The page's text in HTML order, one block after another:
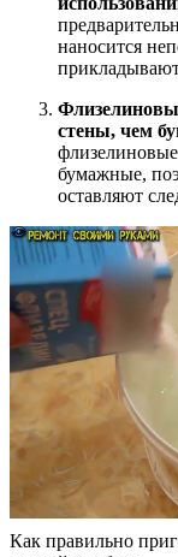
наносится
стены, чем
бумажные,
оставляют
Как правильно